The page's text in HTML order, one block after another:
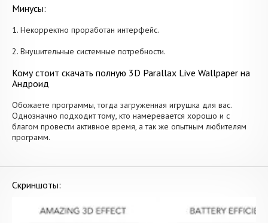
Минусы:
1. Некорректно проработан интерфейс.
2. Внушительные системные потребности.
Кому стоит скачать полную 3D Parallax Live Wallpaper на
Андроид
Обожаете программы, тогда загруженная игрушка для вас.
Однозначно подходит тому, кто намеревается хорошо и с
благом провести активное время, а так же опытным любителям
программ.
Скриншоты: